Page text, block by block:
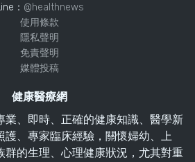
： @healthnews
使用條款
隱私聲明
免責聲明
媒體投稿
健康醫療網
業、即時、正確的健康知識、醫學新
護、專家臨床經驗，關懷婦幼、上
群的生理、心理健康狀況，尤其對重